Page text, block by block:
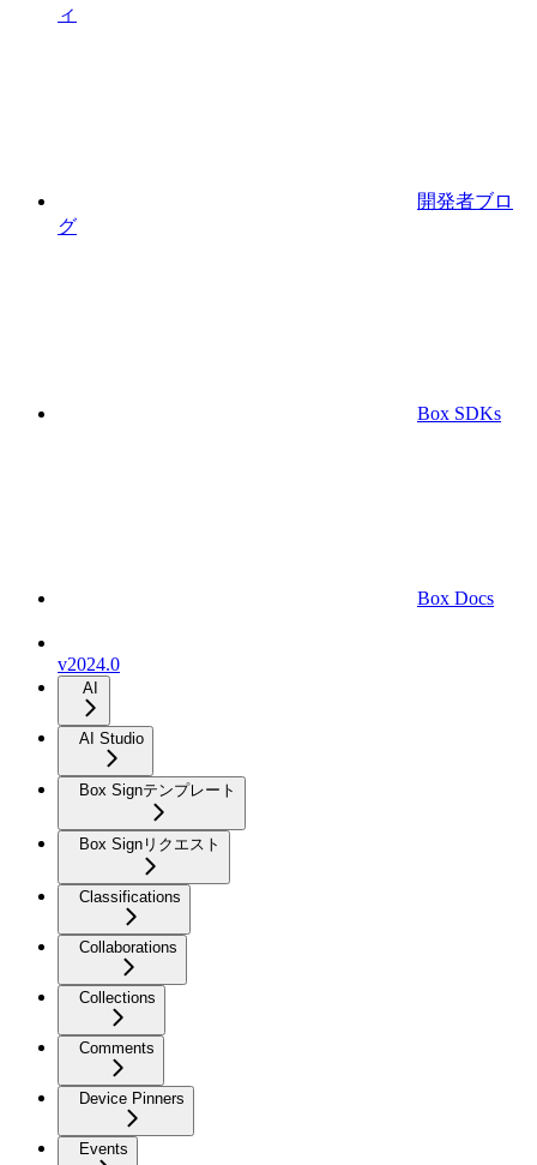
ィ
開発者ブロ
グ
Box SDKs
Box Docs
v2024.0
AI
AI Studio
Box Signテンプレート
Box Signリクエスト
Classifications
Collaborations
Collections
Comments
Device Pinners
Events